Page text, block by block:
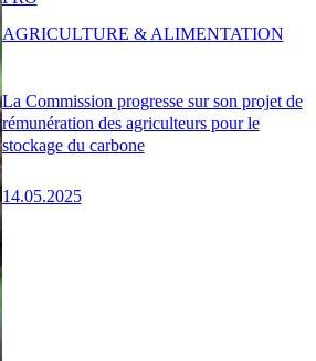
La Commission progresse sur son projet de
rémunération des agriculteurs pour le
stockage du carbone
14.05.2025
AGRICULTURE & ALIMENTATION